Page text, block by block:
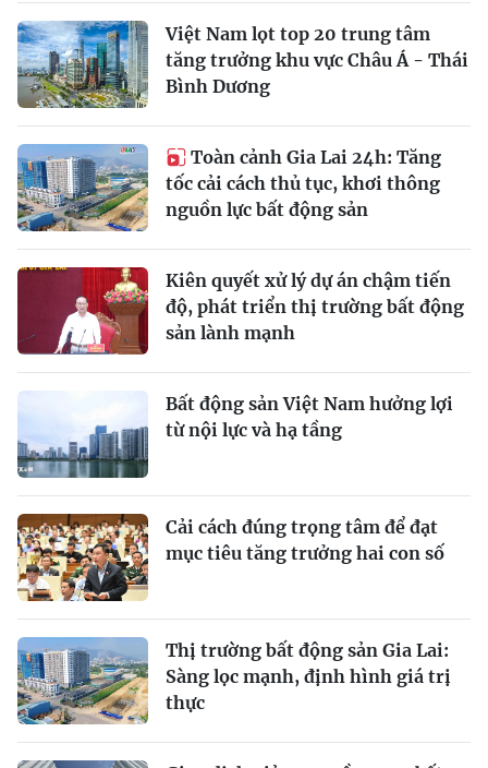
Việt Nam lọt top 20 trung tâm
tăng trưởng khu vực Châu Á - Thái
Bình Dương
Toàn cảnh Gia Lai 24h: Tăng
tốc cải cách thủ tục, khơi thông
nguồn lực bất động sản
Kiên quyết xử lý dự án chậm tiến
độ, phát triển thị trường bất động
sản lành mạnh
Bất động sản Việt Nam hưởng lợi
từ nội lực và hạ tầng
Cải cách đúng trọng tâm để đạt
mục tiêu tăng trưởng hai con số
Thị trường bất động sản Gia Lai:
Sàng lọc mạnh, định hình giá trị
thực